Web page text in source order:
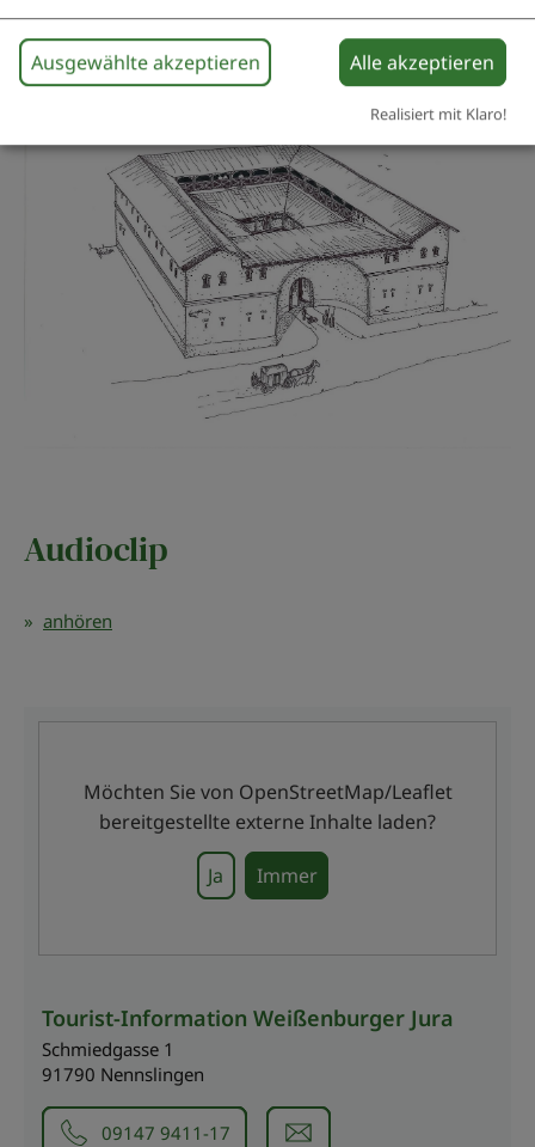
Rekonstruktionszeichnung
Audioclip
anhören
Möchten Sie von OpenStreetMap/Leaflet
bereitgestellte externe Inhalte laden?
Ja Immer
Tourist-Information Weißenburger Jura
Schmiedgasse 1
91790 Nennslingen
09147 9411-17
Ausgewählte akzeptieren Alle akzeptieren
Realisiert mit Klaro!